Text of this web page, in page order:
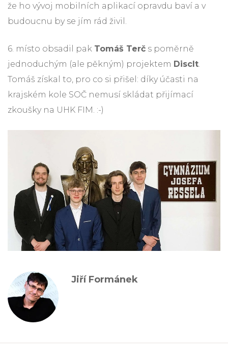
že ho vývoj mobilních aplikací opravdu baví a v
budoucnu by se jím rád živil.
6. místo obsadil pak Tomáš Terč s poměrně
jednoduchým (ale pěkným) projektem DiscIt
Tomáš získal to, pro co si přišel: díky účasti na
krajském kole SOČ nemusí skládat přijímací
zkoušky na UHK FIM. :-)
Jiří Formánek